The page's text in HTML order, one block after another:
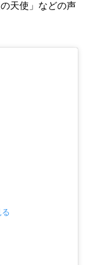
天使」などの声